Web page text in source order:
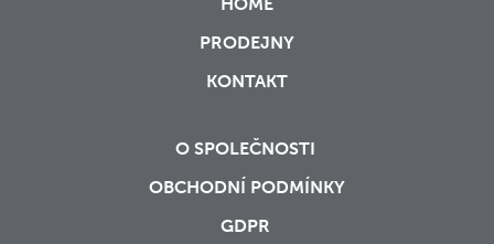
PRODEJNY
KONTAKT
O SPOLEČNOSTI
OBCHODNÍ PODMÍNKY
GDPR